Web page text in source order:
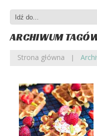
ARCHIWUM
Strona główna